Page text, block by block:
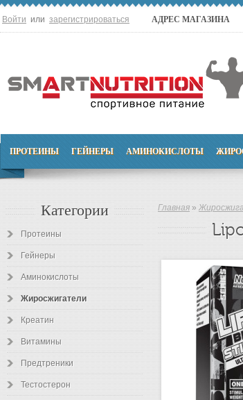
Войти или зарегистрироваться АДРЕС МАГАЗИНА
ПРОТЕИНЫ ГЕЙНЕРЫ АМИНОКИСЛОТЫ
Категории
Протеины
Гейнеры
Аминокислоты
Жиросжигатели
Креатин
Витамины
Предтреники
Тестостерон
Главная »